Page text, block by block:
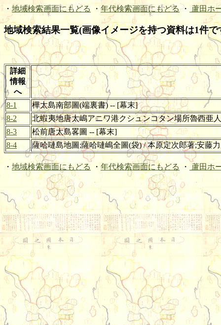
・ 地域検索画面にもどる ・ 年代検索画面にもどる・ 蘆田ホ
地域検索結果一覧(画像イメージを持つ資料は1件で
詳細
情報
へ
8-1
樺太島南部圖(端裏書) -- [幕末]
8-2
北蝦夷地唐太嶋アニワ港クシュンコタン場所魯西亜
8-3
松前唐太島畧圖 -- [幕末]
8-4
薩哈嗹島地圖;薩哈嗹嶋全圖(袋) / 本原定次郎著;安藤
・ 地域検索画面にもどる ・ 年代検索画面にもどる ・ 蘆田ホ